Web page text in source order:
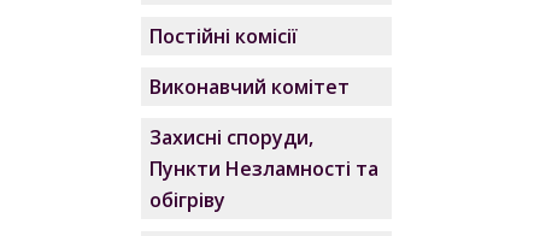
Постійні комісії
Виконавчий комітет
Захисні споруди,
Пункти Незламності та
обігріву